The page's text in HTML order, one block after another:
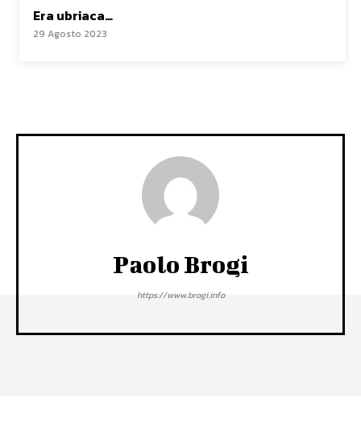
Era ubriaca…
29 Agosto 2023
Paolo Brogi
https://www.brogi.info